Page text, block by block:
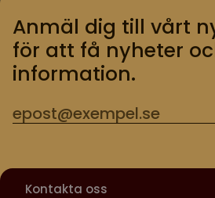
Anmäl dig till vårt
för att få nyheter
information.
Kontakta oss